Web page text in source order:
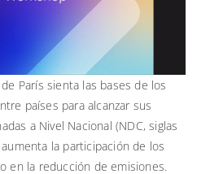
París sienta las bases de los
países para alcanzar sus
a Nivel Nacional (NDC, siglas
la participación de los
en la reducción de emisiones.